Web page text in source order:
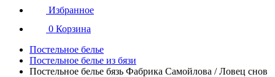
Избранное
0 Корзина
Постельное белье
Постельное белье из бязи
Постельное белье бязь Фабрика Самойлова / Ловец снов